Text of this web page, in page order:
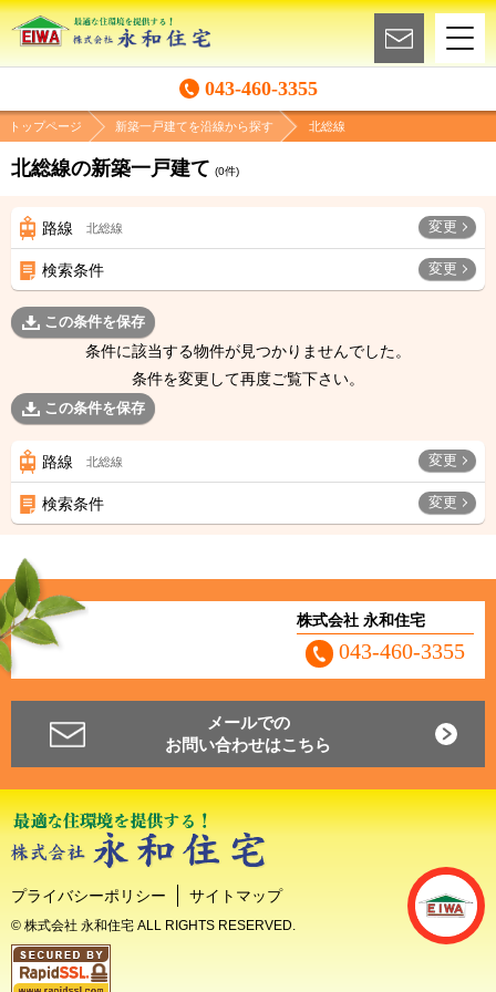
043-460-3355
トップページ 新築一戸建てを沿線から探す 北総線
北総線の新築一戸建て (0件)
路線 北総線 変更
検索条件 変更
この条件を保存
条件に該当する物件が見つかりませんでした。
条件を変更して再度ご覧下さい。
この条件を保存
路線 北総線 変更
検索条件 変更
株式会社 永和住宅
043-460-3355
メールでの
お問い合わせはこちら
プライバシーポリシー サイトマップ
© 株式会社 永和住宅 ALL RIGHTS RESERVED.